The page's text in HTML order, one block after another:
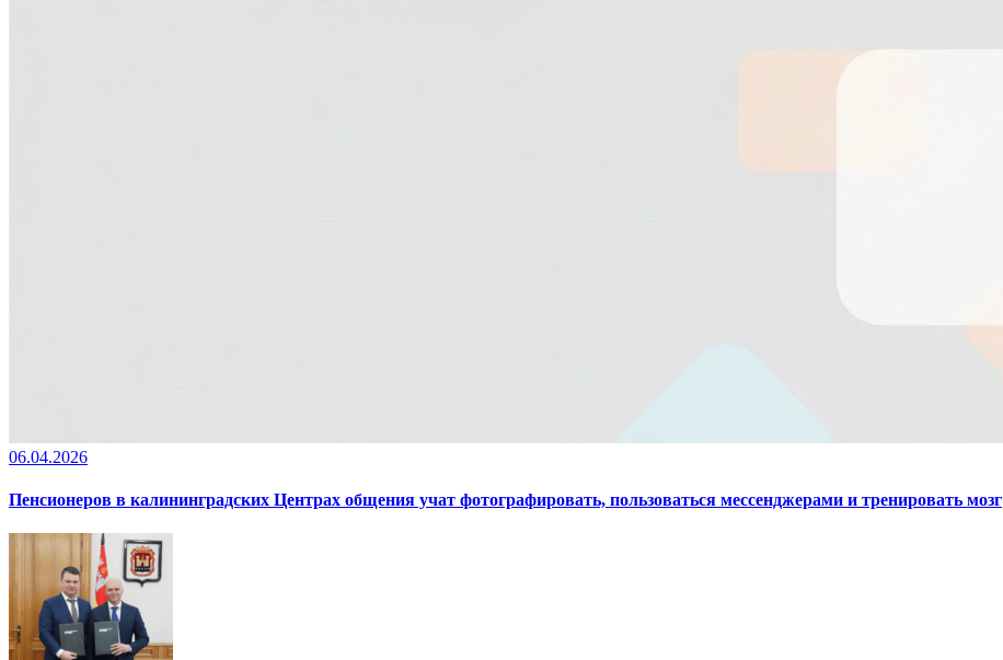
06.04.2026
Пенсионеров в калининградских Центрах общения учат фотографировать, пользоваться мессенджерами и тренировать мозг